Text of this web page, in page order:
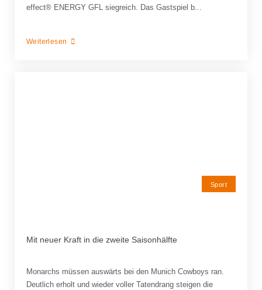
effect® ENERGY GFL siegreich. Das Gastspiel b...
Weiterlesen
Sport
Mit neuer Kraft in die zweite Saisonhälfte
Monarchs müssen auswärts bei den Munich Cowboys ran.
Deutlich erholt und wieder voller Tatendrang steigen die